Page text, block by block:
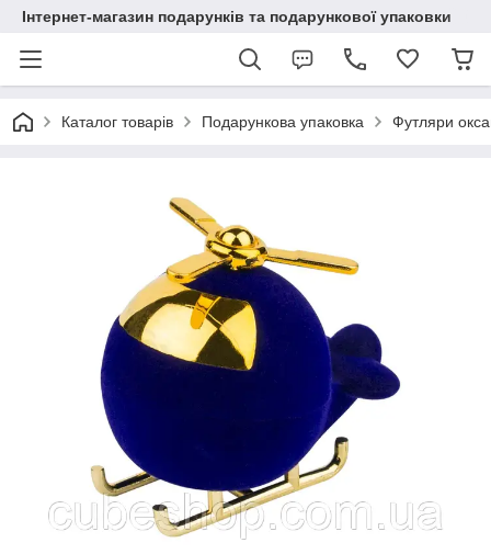
Інтернет-магазин подарунків та подарункової упаковки
Каталог товарів Подарункова упаковка Футляри